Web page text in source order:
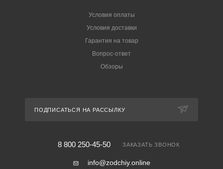
Условия оплаты
Условия доставки
Гарантия на товар
Вопрос-ответ
Обзоры
ПОДПИСАТЬСЯ НА РАССЫЛКУ
8 800 250-45-50 ЗАКАЗАТЬ ЗВОНОК
info@zodchiy.online